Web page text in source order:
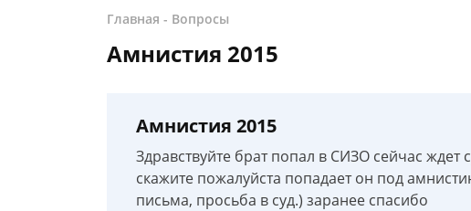
Главная - Вопросы
Амнистия 2015
Амнистия 2015
Здравствуйте брат попал в СИЗО сейчас ждет
скажите пожалуйста попадает он под
письма, просьба в суд.) заранее спасибо